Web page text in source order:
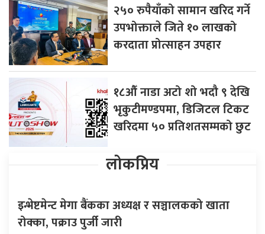
२५० रुपैयाँको सामान खरिद गर्ने
उपभोक्ताले जिते १० लाखको
करदाता प्रोत्साहन उपहार
१८औँ नाडा अटो शो भदौ ९ देखि
भृकुटीमण्डपमा, डिजिटल टिकट
खरिदमा ५० प्रतिशतसम्मको छुट
लोकप्रिय
इन्भेष्टमेन्ट मेगा बैंकका अध्यक्ष र सञ्चालकको खाता
रोक्का, पक्राउ पुर्जी जारी